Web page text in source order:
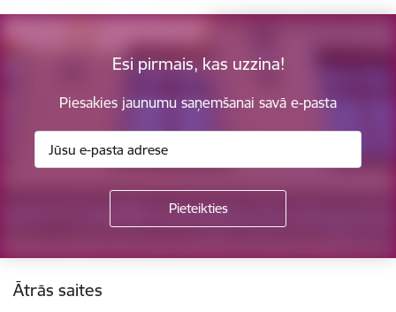
Esi pirmais, kas uzzina!
Piesakies jaunumu saņemšanai savā e-pasta
Ātrās saites